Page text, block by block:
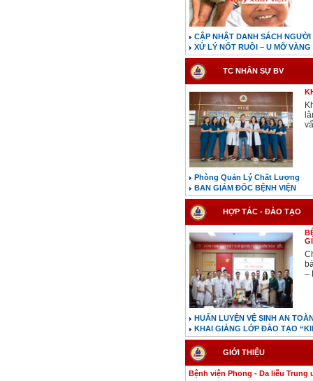
CẬP NHẬT DANH SÁCH
XỬ LÝ NỐT RUỒI – U MỠ
TC NHÂN SỰ BV
Phòng Quản Lý Chất Lượng
BAN GIÁM ĐỐC BỆNH VIỆN
HỢP TÁC - ĐÀO TẠO
–
HUẤN LUYỆN VỆ SINH AN
KHAI GIẢNG LỚP ĐÀO TẠO
GIỚI THIỆU
Bệnh viện Phong - Da liễu